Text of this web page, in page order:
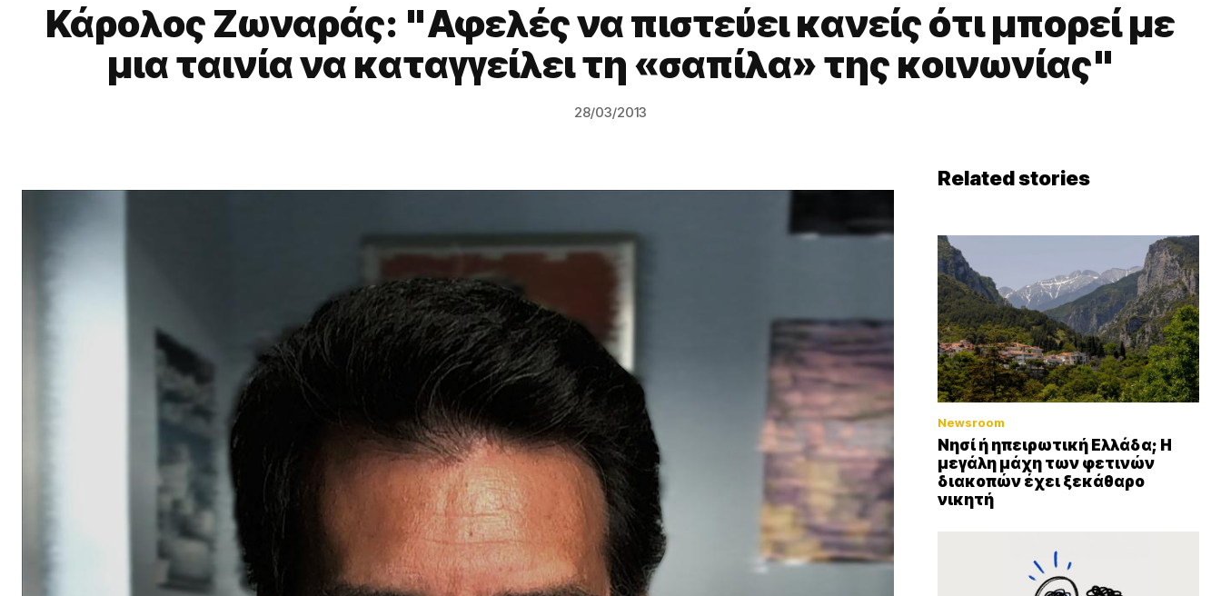
Κάρολος Ζωναράς: "Αφελές να πιστεύει κανείς ότι μπορεί με
μια ταινία να καταγγείλει τη «σαπίλα» της κοινωνίας"
28/03/2013
Related stories
Newsroom
Νησί ή ηπειρωτική Ελλάδα; Η
μεγάλη μάχη των φετινών
διακοπών έχει ξεκάθαρο
νικητή